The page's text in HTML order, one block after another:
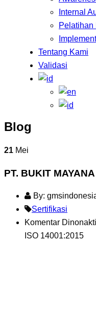
Internal
Pelatihan
Tentang Kami
Validasi
Blog
21 Mei
PT. BUKIT
By:
Sertifikasi
Komentar
ISO 14001:2015